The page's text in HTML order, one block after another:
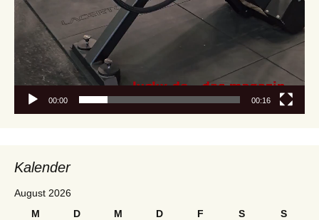
00:00 00:16
Kalender
August 2026
M
D M D F S
S